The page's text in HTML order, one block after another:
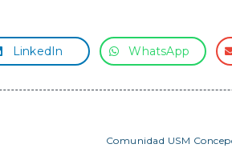
LinkedIn WhatsApp